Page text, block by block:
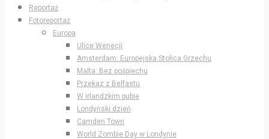
Reportaż
Fotoreportaż
Europa
Ulice Wenecji
Amsterdam: Europejska Stolica Grzechu
Malta: Bez pośpiechu
Przekaz z Belfastu
W irlandzkim pubie
Londyński dzień
Camden Town
World Zombie Day w Londynie